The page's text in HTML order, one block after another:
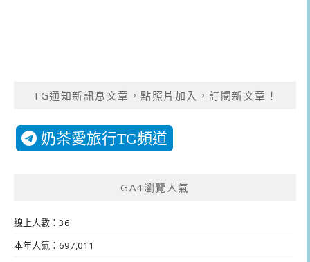
TG通知新訊息文章，點照片加入，訂閱新文章！
奶茶愛旅行TG頻道
GA4瀏覽人氣
線上人數：36
本年人氣：697,011